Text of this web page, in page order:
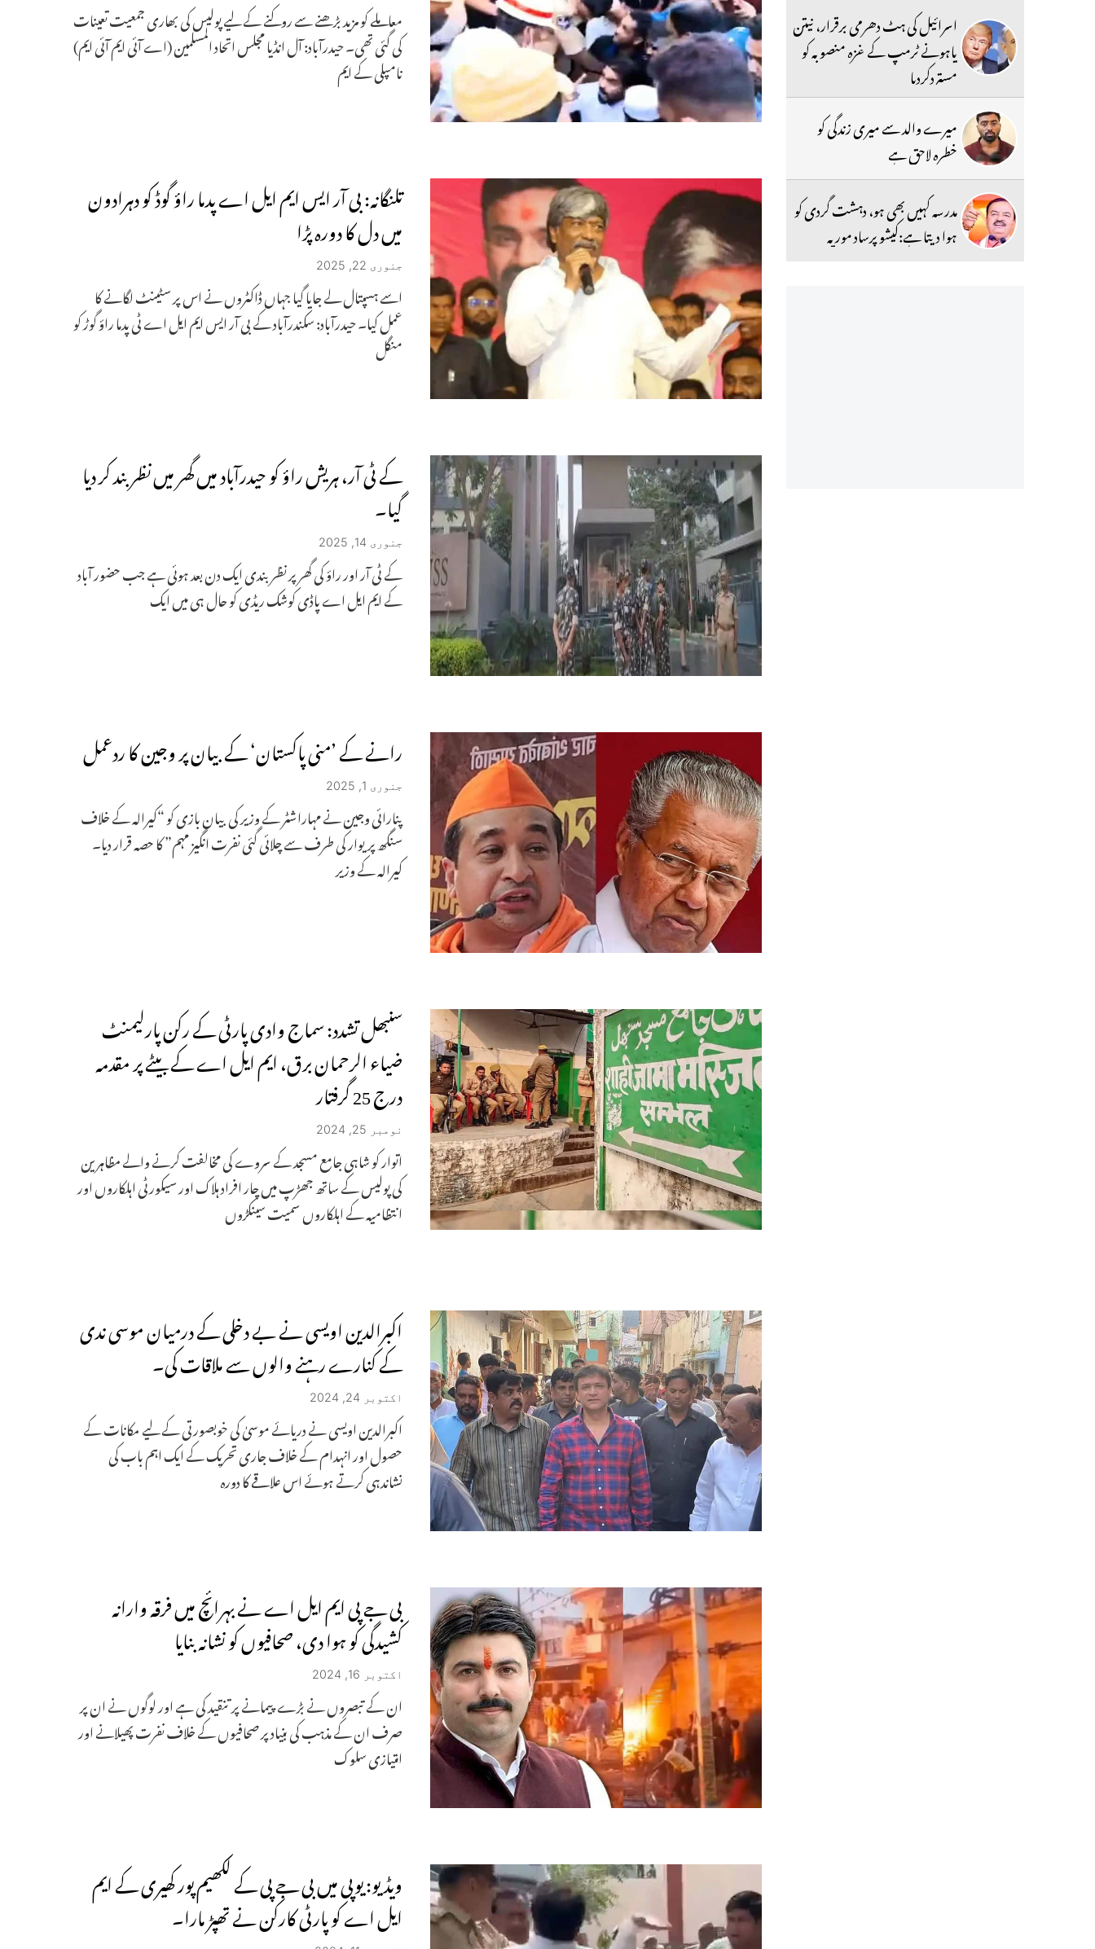
معاملے کو مزید بڑھنے سے روکنے کے لیے پولیس کی بھاری جمعیت تعینات
کی گئی تھی۔ حیدرآباد: آل انڈیا مجلس اتحاد المسلمین (اے آئی ایم آئی ایم)
نامپلی کے ایم
تلنگانہ: بی آر ایس ایم ایل اے پدما راؤ گوڈ کو دہرادون
میں دل کا دورہ پڑا
جنوری 22, 2025
اسے ہسپتال لے جایا گیا جہاں ڈاکٹروں نے اس پر سٹینٹ لگانے کا
عمل کیا۔ حیدرآباد: سکندرآباد کے بی آر ایس ایم ایل اے ٹی پدما راؤ گوڑ کو
منگل
کے ٹی آر، ہریش راؤ کو حیدرآباد میں گھر میں نظر بند کر دیا
گیا۔
جنوری 14, 2025
کے ٹی آر اور راؤ کی گھر پر نظر بندی ایک دن بعد ہوئی ہے جب حضور آباد
کے ایم ایل اے پاڈی کوشک ریڈی کو حال ہی میں ایک
رانے کے ’منی پاکستان‘ کے بیان پر وجین کا ردعمل
جنوری 1, 2025
پنارائی وجین نے مہاراشٹر کے وزیر کی بیان بازی کو “کیرالہ کے خلاف
سنگھ پریوار کی طرف سے چلائی گئی نفرت انگیز مہم” کا حصہ قرار دیا۔
کیرالہ کے وزیر
سنبھل تشدد: سماج وادی پارٹی کے رکن پارلیمنٹ
ضیاء الرحمان برق، ایم ایل اے کے بیٹے پر مقدمہ
درج 25 گرفتار
نومبر 25, 2024
اتوار کو شاہی جامع مسجد کے سروے کی مخالفت کرنے والے مظاہرین
کی پولیس کے ساتھ جھڑپ میں چار افراد ہلاک اور سیکورٹی اہلکاروں اور
انتظامیہ کے اہلکاروں سمیت سینکڑوں
اکبرالدین اویسی نے بے دخلی کے درمیان موسی ندی
کے کنارے رہنے والوں سے ملاقات کی۔
اکتوبر 24, 2024
اکبرالدین اویسی نے دریائے موسیٰ کی خوبصورتی کے لیے مکانات کے
حصول اور انہدام کے خلاف جاری تحریک کے ایک اہم باب کی
نشاندہی کرتے ہوئے اس علاقے کا دورہ
بی جے پی ایم ایل اے نے بہرائچ میں فرقہ وارانہ
کشیدگی کو ہوا دی، صحافیوں کو نشانہ بنایا
اکتوبر 16, 2024
ان کے تبصروں نے بڑے پیمانے پر تنقید کی ہے اور لوگوں نے ان پر
صرف ان کے مذہب کی بنیاد پر صحافیوں کے خلاف نفرت پھیلانے اور
امتیازی سلوک
ویڈیو: یوپی میں بی جے پی کے لکھیم پور کھیری کے ایم
ایل اے کو پارٹی کارکن نے تھپڑ مارا۔
اسرائیل کی ہٹ دھرمی برقرار، نیتن
یاہونے ٹرمپ کے غزہ منصوبہ کو
مستردکردیا
میرے والد سے میری زندگی کو
خطرہ لاحق ہے
مدرسہ کہیں بھی ہو، دہشت گردی کو
ہوا دیتا ہے:کیشو پرساد موریہ